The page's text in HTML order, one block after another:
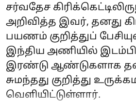
சர்வதேச
அறிவித்த இவர், தனது
பயணம் குறித்துப்
இந்திய அணியில்
இரண்டு ஆண்டுகளாக
சுமந்தது குறித்து
வெளியிட்டுள்ளார்.